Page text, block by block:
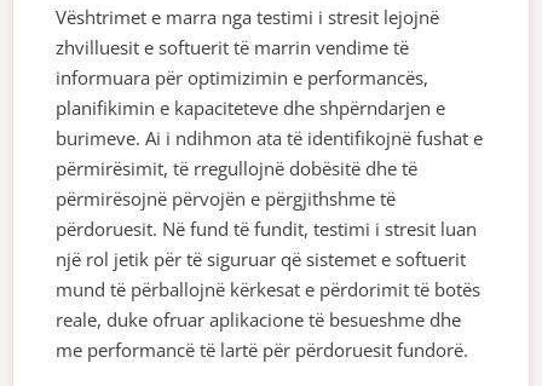
Vështrimet e marra nga testimi i stresit lejojnë
zhvilluesit e softuerit të marrin vendime të
informuara për optimizimin e performancës,
planifikimin e kapaciteteve dhe shpërndarjen e
burimeve. Ai i ndihmon ata të identifikojnë fushat e
përmirësimit, të rregullojnë dobësitë dhe të
përmirësojnë përvojën e përgjithshme të
përdoruesit. Në fund të fundit, testimi i stresit luan
një rol jetik për të siguruar që sistemet e softuerit
mund të përballojnë kërkesat e përdorimit të botës
reale, duke ofruar aplikacione të besueshme dhe
me performancë të lartë për përdoruesit fundorë.